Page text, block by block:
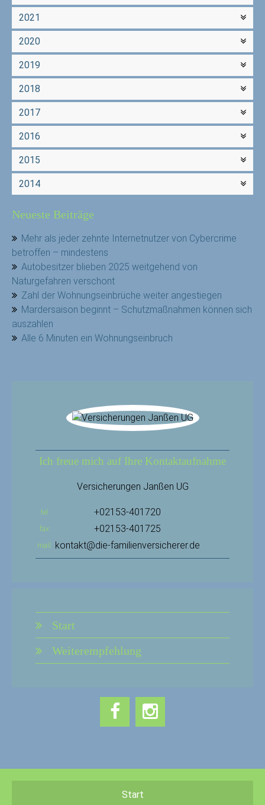
2021
2020
2019
2018
2017
2016
2015
2014
Neueste Beiträge
Mehr als jeder zehnte Internetnutzer von Cybercrime
betroffen – mindestens
Autobesitzer blieben 2025 weitgehend von
Naturgefahren verschont
Zahl der Wohnungseinbrüche weiter angestiegen
Mardersaison beginnt – Schutzmaßnahmen können sich
auszahlen
Alle 6 Minuten ein Wohnungseinbruch
Ich freue mich auf Ihre Kontaktaufnahme
Versicherungen Janßen UG
tel +02153-401720
fax +02153-401725
mail kontakt@die-familienversicherer.de
Start
Weiterempfehlung
Start